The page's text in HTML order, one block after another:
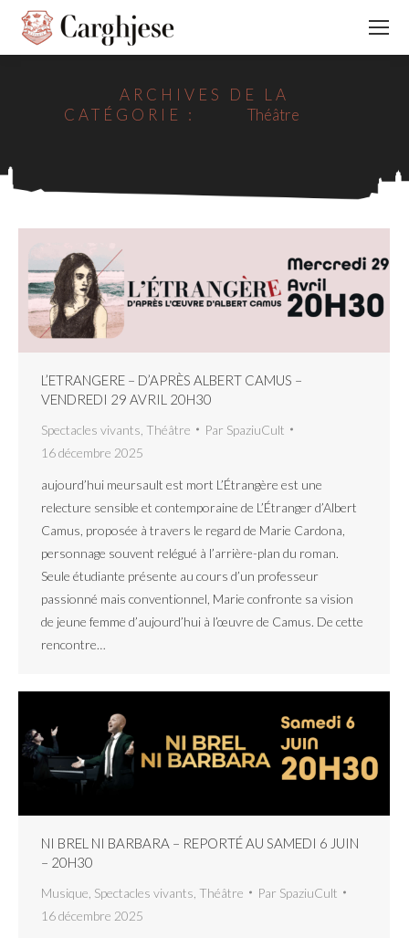
ARCHIVES DE LA
CATÉGORIE :
Théâtre
L’ETRANGERE – D’APRÈS ALBERT CAMUS –
VENDREDI 29 AVRIL 20H30
Spectacles vivants Théâtre Par SpaziuCult
16 décembre 2025
aujourd’hui meursault est mort L’Étrangère est une
relecture sensible et contemporaine de L’Étranger d’Albert
Camus, proposée à travers le regard de Marie Cardona,
personnage souvent relégué à l’arrière-plan du roman.
Seule étudiante présente au cours d’un professeur
passionné mais conventionnel, Marie confronte sa vision
de jeune femme d’aujourd’hui à l’œuvre de Camus. De cette
rencontre…
NI BREL NI BARBARA – REPORTÉ AU SAMEDI 6 JUIN
– 20H30
Musique Spectacles vivants Théâtre Par SpaziuCult
16 décembre 2025